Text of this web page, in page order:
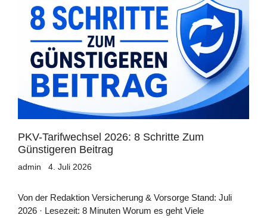
PKV-Tarifwechsel 2026: 8 Schritte Zum
Günstigeren Beitrag
admin 4. Juli 2026
Von der Redaktion Versicherung & Vorsorge Stand: Juli
2026 · Lesezeit: 8 Minuten Worum es geht Viele